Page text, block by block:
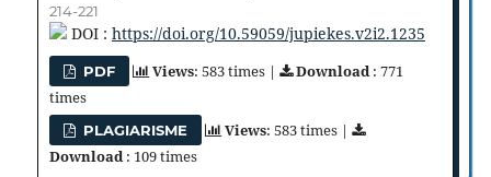
214-221
DOI : https://doi.org/10.59059/jupiekes.v2i2.1235
PDF Views: 583 times | Download: 771
times
PLAGIARISME Views: 583 times |
Download: 109 times